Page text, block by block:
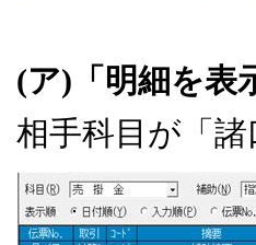
(ア)「明細を表
相手科目が「